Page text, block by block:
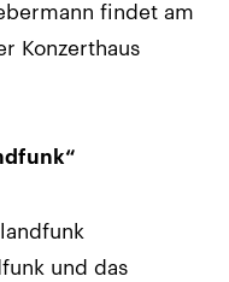
findet am
Konzerthaus
und das